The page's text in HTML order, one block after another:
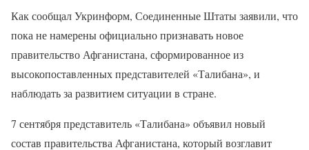
Как сообщал Укринформ, Соединенные Штаты заявили, что
пока не намерены официально признавать новое
правительство Афганистана, сформированное из
высокопоставленных представителей «Талибана», и
наблюдать за развитием ситуации в стране.
7 сентября представитель «Талибана» объявил новый
состав правительства Афганистана, который возглавит